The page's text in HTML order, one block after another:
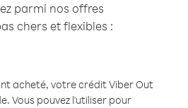
parmi nos offres
chers et flexibles :
acheté, votre crédit Viber Out
Vous pouvez l'utiliser pour